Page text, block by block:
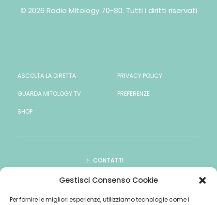
Gestisci Consenso Cookie
Per fornire le migliori esperienze, utilizziamo tecnologie come i
© 2026 Radio Mitology 70-80. Tutti i diritti riservati
ASCOLTA LA DIRETTA
GUARDA MITOLOGY TV
SHOP
PRIVACY POLICY
PREFERENZE
CONTATTI
COME ASCOLTARCI
PUBBLICITÀ